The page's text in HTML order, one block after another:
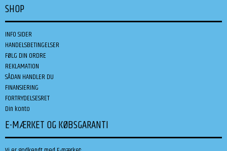
SHOP
INFO SIDER
HANDELSBETINGELSER
FØLG DIN ORDRE
REKLAMATION
SÅDAN HANDLER DU
FINANSIERING
FORTRYDELSESRET
Din konto
E-MÆRKET OG KØBSGARANTI